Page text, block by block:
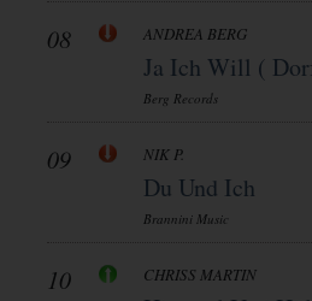
08 ANDREA BERG
Ja Ich Will (
Berg Records
09 NIK P.
Du Und Ich
Brannini Music
10 CHRISS MARTIN